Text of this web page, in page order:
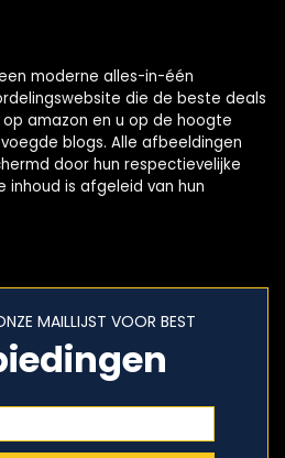
moderne alles-in-één
die de beste deals
amazon en u op de hoogte
blogs. Alle afbeeldingen
door hun respectievelijke
inhoud is afgeleid van hun
MAILLIJST VOOR BEST